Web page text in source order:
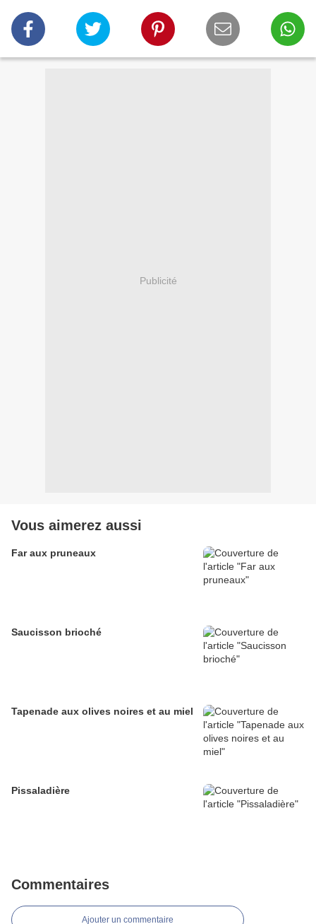
Publicité
Vous aimerez aussi
Far aux pruneaux
Saucisson brioché
Tapenade aux olives noires et au miel
Pissaladière
Commentaires
Ajouter un commentaire